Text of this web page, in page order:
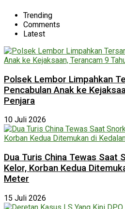
Trending
Comments
Latest
Polsek Lembor Limpahkan
Pencabulan Anak ke
Penjara
10 Juli 2026
Dua Turis China Tewas Saat
Kelor, Korban Kedua
Meter
15 Juli 2026